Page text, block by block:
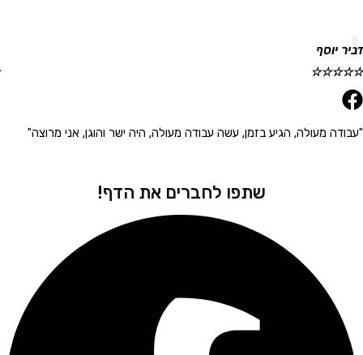
☆
☆
מעולה, הגיע בזמן, עשה עבודה מעולה, היה ישר והוגן, אני מרוצה"
שתפו לחברים את הדף!